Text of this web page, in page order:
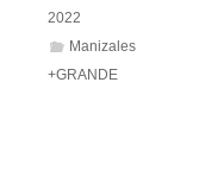
2022
Manizales
+GRANDE